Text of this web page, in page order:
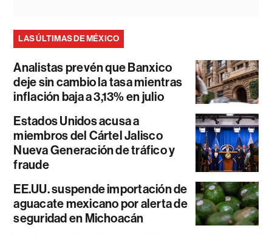
LAS ÚLTIMAS DE MÉXICO
Analistas prevén que Banxico
deje sin cambio la tasa mientras
inflación baja a 3,13% en julio
Estados Unidos acusa a
miembros del Cártel Jalisco
Nueva Generación de tráfico y
fraude
EE.UU. suspende importación de
aguacate mexicano por alerta de
seguridad en Michoacán